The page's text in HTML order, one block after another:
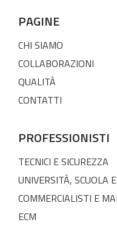
PAGINE
CHI SIAMO
COLLABORAZIONI
QUALITÀ
CONTATTI
PROFESSIONISTI
TECNICI E SICUREZZA
UNIVERSITÀ, SCUOLA
COMMERCIALISTI E
ECM